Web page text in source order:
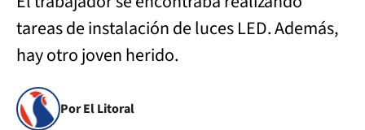
tareas de instalación de luces LED. Además,
hay otro joven herido.
Por El Litoral